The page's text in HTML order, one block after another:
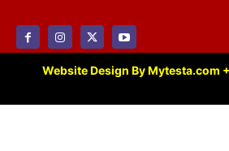
Website Design By Mytesta.com